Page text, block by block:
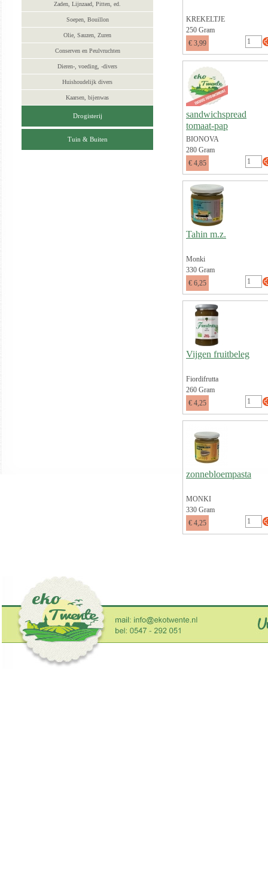
Zaden, Lijnzaad, Pitten, ed.
Soepen, Bouillon
Olie, Sauzen, Zuren
Conserven en Peulvruchten
Dieren-, voeding, -divers
Huishoudelijk divers
Kaarsen, bijenwas
Drogisterij
Tuin & Buiten
KREKELTJE
250 Gram
€ 3,99
sandwichspread
tomaat-pap
BIONOVA
280 Gram
€ 4,85
Tahin m.z.
Monki
330 Gram
€ 6,25
Vijgen fruitbeleg
Fiordifrutta
260 Gram
€ 4,25
zonnebloempasta
MONKI
330 Gram
€ 4,25